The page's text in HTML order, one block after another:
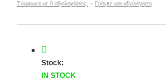
Σύμφωνα με 0 αξιολογήσεις. - Γράψτε μια αξιολόγηση
Stock:
IN STOCK